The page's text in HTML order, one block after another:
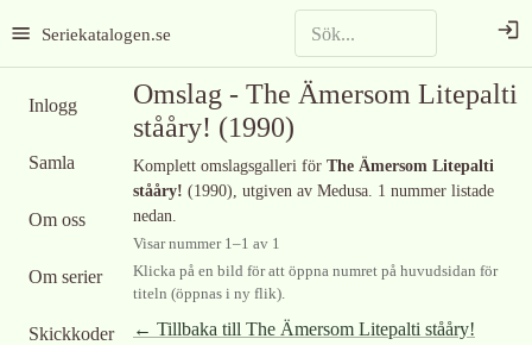
Seriekatalogen.se
Inlogg
Samla
Om oss
Om serier
Skickkoder
Omslag - The Ämersom Litepalti
stååry! (1990)
Komplett omslagsgalleri för The Ämersom Litepalti
stååry! (1990), utgiven av Medusa. 1 nummer listade
nedan.
Visar nummer 1–1 av 1
Klicka på en bild för att öppna numret på huvudsidan för
titeln (öppnas i ny flik).
← Tillbaka till The Ämersom Litepalti stååry!